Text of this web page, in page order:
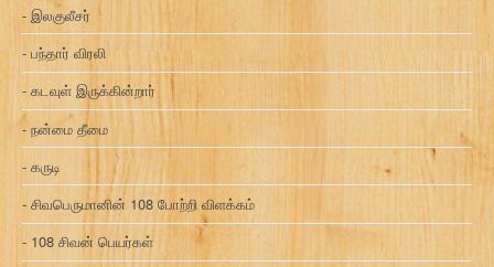
இலகுலீசர்
பந்தார் விரலி
கடவுள் இருக்கின்றார்
நன்மை தீமை
கருடி
சிவபெருமானின் 108 போற்றி விளக்கம்
108 சிவன் பெயர்கள்